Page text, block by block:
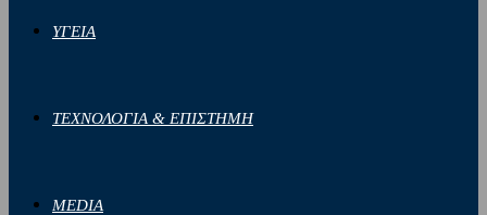
ΥΓΕΙΑ
ΤΕΧΝΟΛΟΓΙΑ & ΕΠΙΣΤΗΜΗ
MEDIA